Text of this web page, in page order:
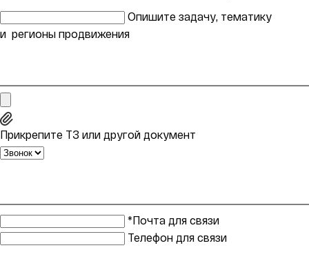
Опишите задачу, тематику
и регионы продвижения
Прикрепите ТЗ или другой документ
*Почта для связи
Телефон для связи